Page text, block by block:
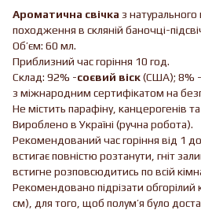
Ароматична свічка з
походження в скляній баночці-
Об’єм: 60 мл.
Приблизний час горіння 10 год.
Склад: 92% -соєвий віск(США); 8% -
з міжнародним сертифікатом на
Не містить парафіну, канцерогенів та
Вироблено в Україні (ручна робота).
Рекомендований час горіння від 1
встигає повністю розтанути, гніт
встигне розповсюдитись по всій
Рекомендовано підрізати обгорілий
см), для того, щоб полум’я було